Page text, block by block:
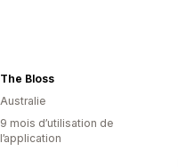
The Bloss
Australie
9 mois d’utilisation de
l’application